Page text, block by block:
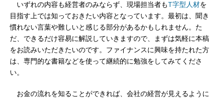
いずれの内容も経営者のみならず、現場担当者もT字型人材を
目指す上では知っておきたい内容となっています。最初は、聞き
慣れない言葉や難しいと感じる部分があるかもしれません。た
だ、できるだけ容易に解説していきますので、まずは気軽に本稿
をお読みいただきたいのです。ファイナンスに興味を持たれた方
は、専門的な書籍などを使って継続的に勉強をしてみてくださ
い。
お金の流れを知ることができれば、会社の経営が見えるように